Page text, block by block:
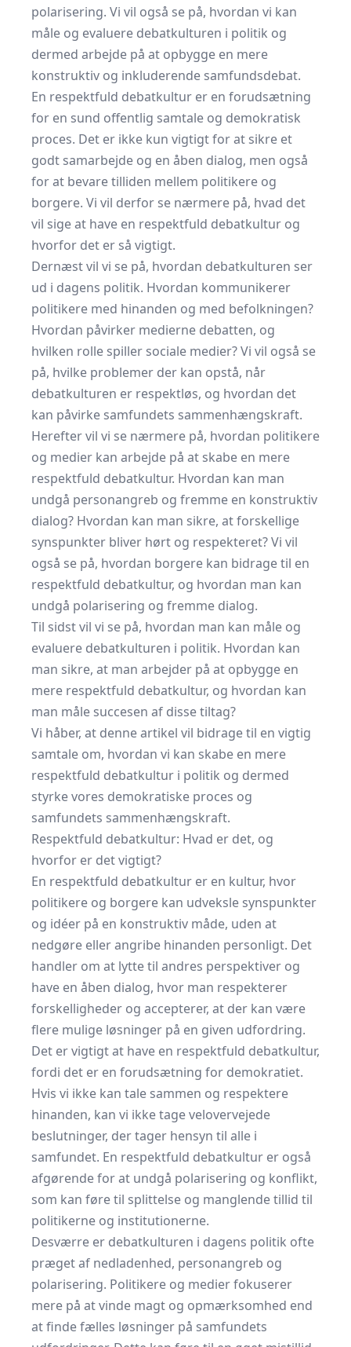
polarisering. Vi vil også se på, hvordan vi kan
måle og evaluere debatkulturen i politik og
dermed arbejde på at opbygge en mere
konstruktiv og inkluderende samfundsdebat.
En respektfuld debatkultur er en forudsætning
for en sund offentlig samtale og demokratisk
proces. Det er ikke kun vigtigt for at sikre et
godt samarbejde og en åben dialog, men også
for at bevare tilliden mellem politikere og
borgere. Vi vil derfor se nærmere på, hvad det
vil sige at have en respektfuld debatkultur og
hvorfor det er så vigtigt.
Dernæst vil vi se på, hvordan debatkulturen ser
ud i dagens politik. Hvordan kommunikerer
politikere med hinanden og med befolkningen?
Hvordan påvirker medierne debatten, og
hvilken rolle spiller sociale medier? Vi vil også se
på, hvilke problemer der kan opstå, når
debatkulturen er respektløs, og hvordan det
kan påvirke samfundets sammenhængskraft.
Herefter vil vi se nærmere på, hvordan politikere
og medier kan arbejde på at skabe en mere
respektfuld debatkultur. Hvordan kan man
undgå personangreb og fremme en konstruktiv
dialog? Hvordan kan man sikre, at forskellige
synspunkter bliver hørt og respekteret? Vi vil
også se på, hvordan borgere kan bidrage til en
respektfuld debatkultur, og hvordan man kan
undgå polarisering og fremme dialog.
Til sidst vil vi se på, hvordan man kan måle og
evaluere debatkulturen i politik. Hvordan kan
man sikre, at man arbejder på at opbygge en
mere respektfuld debatkultur, og hvordan kan
man måle succesen af disse tiltag?
Vi håber, at denne artikel vil bidrage til en vigtig
samtale om, hvordan vi kan skabe en mere
respektfuld debatkultur i politik og dermed
styrke vores demokratiske proces og
samfundets sammenhængskraft.
Respektfuld debatkultur: Hvad er det, og
hvorfor er det vigtigt?
En respektfuld debatkultur er en kultur, hvor
politikere og borgere kan udveksle synspunkter
og idéer på en konstruktiv måde, uden at
nedgøre eller angribe hinanden personligt. Det
handler om at lytte til andres perspektiver og
have en åben dialog, hvor man respekterer
forskelligheder og accepterer, at der kan være
flere mulige løsninger på en given udfordring.
Det er vigtigt at have en respektfuld debatkultur,
fordi det er en forudsætning for demokratiet.
Hvis vi ikke kan tale sammen og respektere
hinanden, kan vi ikke tage velovervejede
beslutninger, der tager hensyn til alle i
samfundet. En respektfuld debatkultur er også
afgørende for at undgå polarisering og konflikt,
som kan føre til splittelse og manglende tillid til
politikerne og institutionerne.
Desværre er debatkulturen i dagens politik ofte
præget af nedladenhed, personangreb og
polarisering. Politikere og medier fokuserer
mere på at vinde magt og opmærksomhed end
at finde fælles løsninger på samfundets